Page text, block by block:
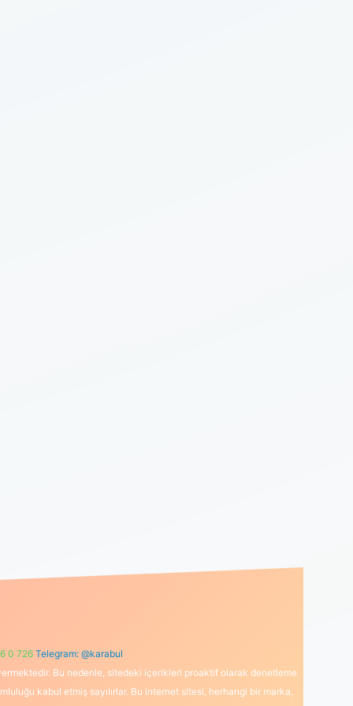
0 726 Telegram: @karabul
Bu nedenle, sitedeki içerikleri proaktif olarak denetleme
kabul etmiş sayılırlar. Bu internet sitesi, herhangi bir marka,